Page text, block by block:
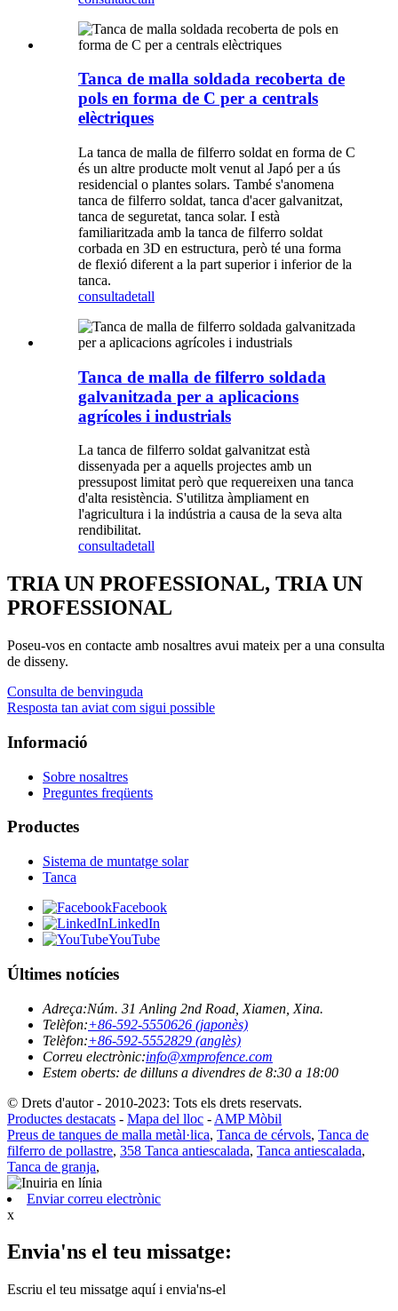
Tanca de malla soldada recoberta de
pols en forma de C per a centrals
elèctriques
La tanca de malla de filferro soldat en forma de C
és un altre producte molt venut al Japó per a ús
residencial o plantes solars. També s'anomena
tanca de filferro soldat, tanca d'acer galvanitzat,
tanca de seguretat, tanca solar. I està
familiaritzada amb la tanca de filferro soldat
corbada en 3D en estructura, però té una forma
de flexió diferent a la part superior i inferior de la
tanca.
consultadetall
Tanca de malla de filferro soldada
galvanitzada per a aplicacions
agrícoles i industrials
La tanca de filferro soldat galvanitzat està
dissenyada per a aquells projectes amb un
pressupost limitat però que requereixen una tanca
d'alta resistència. S'utilitza àmpliament en
l'agricultura i la indústria a causa de la seva alta
rendibilitat.
consultadetall
TRIA UN PROFESSIONAL, TRIA UN
PROFESSIONAL
Poseu-vos en contacte amb nosaltres avui mateix per a una consulta
de disseny.
Consulta de benvinguda
Resposta tan aviat com sigui possible
Informació
Sobre nosaltres
Preguntes freqüents
Productes
Sistema de muntatge solar
Tanca
Facebook
LinkedIn
YouTube
Últimes notícies
Adreça:Núm. 31 Anling 2nd Road, Xiamen, Xina.
Telèfon:+86-592-5550626 (japonès)
Telèfon:+86-592-5552829 (anglès)
Correu electrònic:info@xmprofence.com
Estem oberts: de dilluns a divendres de 8:30 a 18:00
© Drets d'autor - 2010-2023: Tots els drets reservats.
Productes destacats - Mapa del lloc - AMP Mòbil
Preus de tanques de malla metàl·lica, Tanca de cérvols, Tanca de
filferro de pollastre, 358 Tanca antiescalada, Tanca antiescalada,
Tanca de granja,
Enviar correu electrònic
x
Envia'ns el teu missatge:
Escriu el teu missatge aquí i envia'ns-el